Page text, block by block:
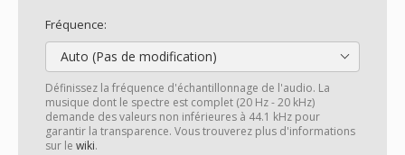
Fréquence:
Auto (Pas de modification)
Définissez la fréquence d'échantillonnage de l'audio. La
musique dont le spectre est complet (20 Hz - 20 kHz)
demande des valeurs non inférieures à 44.1 kHz pour
garantir la transparence. Vous trouverez plus d'informations
sur le wiki.